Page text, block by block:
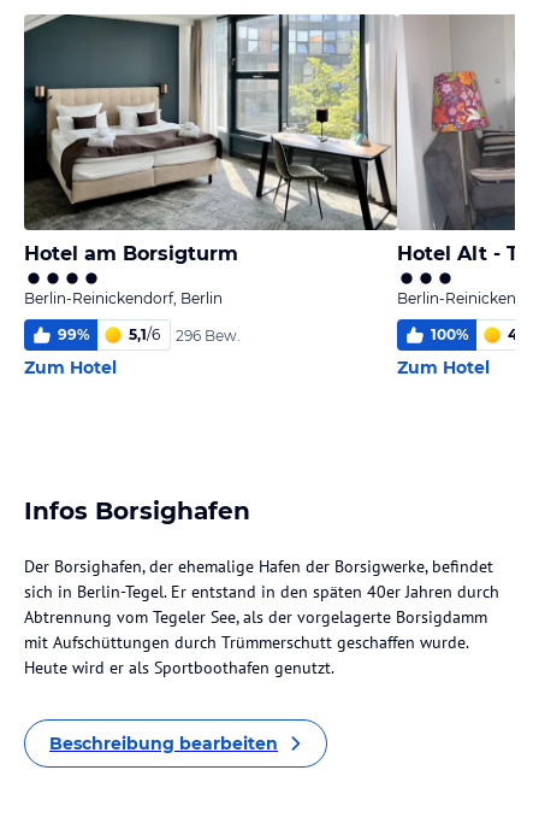
Hotel am Borsigturm
Berlin-Reinickendorf, Berlin
99% 5,1/6 296 Bew.
Zum Hotel
Hotel Alt -
Berlin-
100% 4,6
Zum Hotel
Infos Borsighafen
Der Borsighafen, der ehemalige Hafen der Borsigwerke, befindet
sich in Berlin-Tegel. Er entstand in den späten 40er Jahren durch
Abtrennung vom Tegeler See, als der vorgelagerte Borsigdamm
mit Aufschüttungen durch Trümmerschutt geschaffen wurde.
Heute wird er als Sportboothafen genutzt.
Beschreibung bearbeiten